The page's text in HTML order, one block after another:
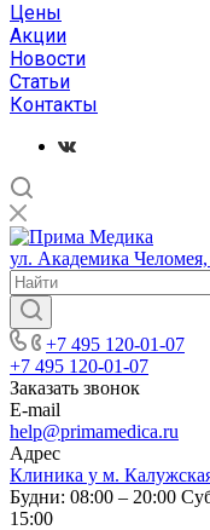
Цены
Акции
Новости
Статьи
Контакты
ул. Академика
+7 495 120-01-07
+7 495 120-01-07
Заказать звонок
E-mail
help@primamedica.ru
Адрес
Клиника у м.
Будни: 08:00 – 20:00
15:00